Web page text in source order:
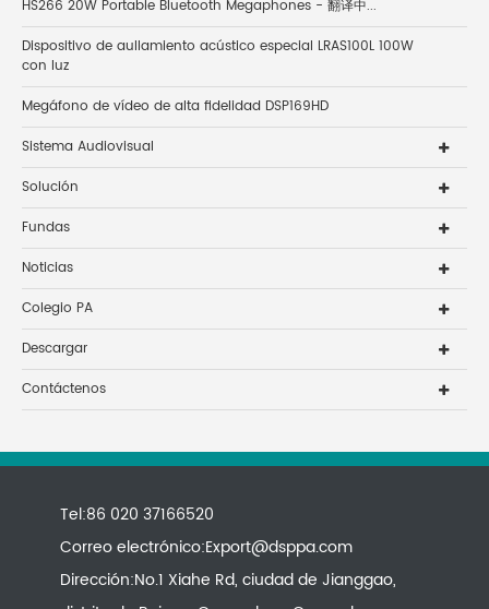
HS266 20W Portable Bluetooth Megaphones - 翻译中...
Dispositivo de aullamiento acústico especial LRAS100L 100W
con luz
Megáfono de vídeo de alta fidelidad DSP169HD
Sistema Audiovisual
Solución
Fundas
Noticias
Colegio PA
Descargar
Contáctenos
Tel:86 020 37166520
Correo electrónico:Export@dsppa.com
Dirección:No.1 Xiahe Rd, ciudad de Jianggao,